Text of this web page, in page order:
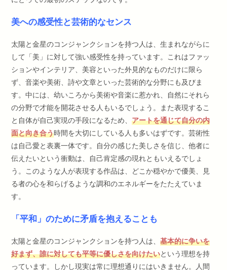
美への感受性と芸術的なセンス
太陽と金星のコンジャンクションを持つ人は、生まれながらに
して「美」に対して強い感受性を持っています。これはファッ
ションやインテリア、美容といった外見的なものだけに限ら
ず、音楽や美術、詩や文章といった芸術的な分野にも及びま
す。中には、幼いころから美術や音楽に惹かれ、自然にそれら
の分野で才能を開花させる人もいるでしょう。また表現するこ
と自体が自己実現の手段になるため、アートを通じて自分の内
面と向き合う時間を大切にしている人も多いはずです。芸術性
は自己愛と表裏一体です。自分の感じた美しさを信じ、他者に
伝えたいという衝動は、自己肯定感の現れともいえるでしょ
う。このような人が表現する作品は、どこか穏やかで優美、見
る者の心を和らげるような調和のエネルギーをたたえていま
す。
「平和」のために矛盾を抱えることも
太陽と金星のコンジャンクションを持つ人は、基本的に争いを
好まず、誰に対しても平等に優しさを向けたいという理想を持
っています。しかし現実は常に理想通りにはいきません。人間